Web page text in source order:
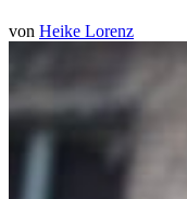
von Heike Lorenz